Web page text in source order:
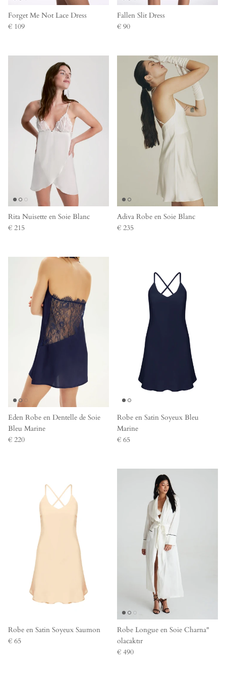
Forget Me Not Lace Dress
€ 109
Fallen Slit Dress
€ 90
Rita Nuisette en Soie Blanc
€ 215
Adiva Robe en Soie Blanc
€ 235
Eden Robe en Dentelle de Soie
Bleu Marine
€ 220
Robe en Satin Soyeux Bleu
Marine
€ 65
Robe en Satin Soyeux Saumon
€ 65
Robe Longue en Soie Charna"
olacaktır
€ 490